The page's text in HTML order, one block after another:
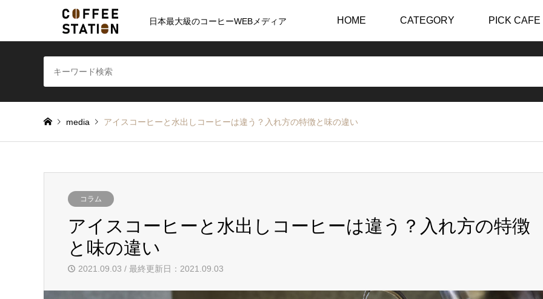
日本最大級のコーヒーWEBメディア HOME CATEGORY PICK CAFE
media アイスコーヒーと水出しコーヒーは違う？入れ方の特徴と味の違い
コラム
アイスコーヒーと水出しコーヒーは違う？入れ方の特徴
と味の違い
2021.09.03 / 最終更新日：2021.09.03